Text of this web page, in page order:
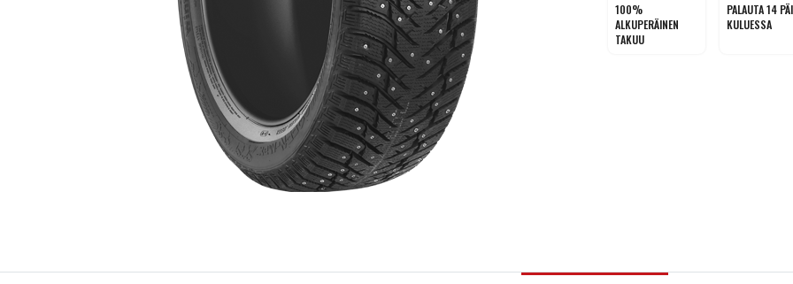
100%
ALKUPERÄINEN
TAKUU
PALAUTA 14
KULUESSA